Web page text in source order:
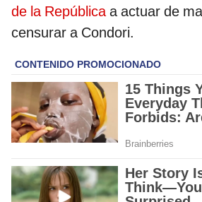
de la Repúblicaa actuar de
censurar a Condori.